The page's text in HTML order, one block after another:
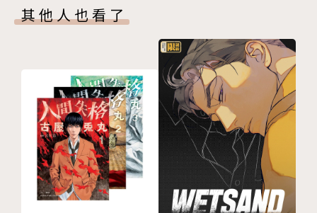
其他人也看了